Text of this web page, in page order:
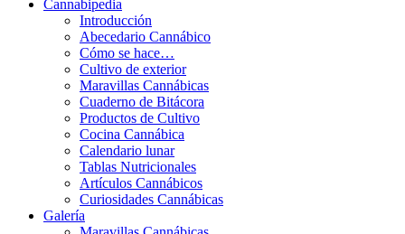
Cannabipedia
Introducción
Abecedario Cannábico
Cómo se hace…
Cultivo de exterior
Maravillas Cannábicas
Cuaderno de Bitácora
Productos de Cultivo
Cocina Cannábica
Calendario lunar
Tablas Nutricionales
Artículos Cannábicos
Curiosidades Cannábicas
Galería